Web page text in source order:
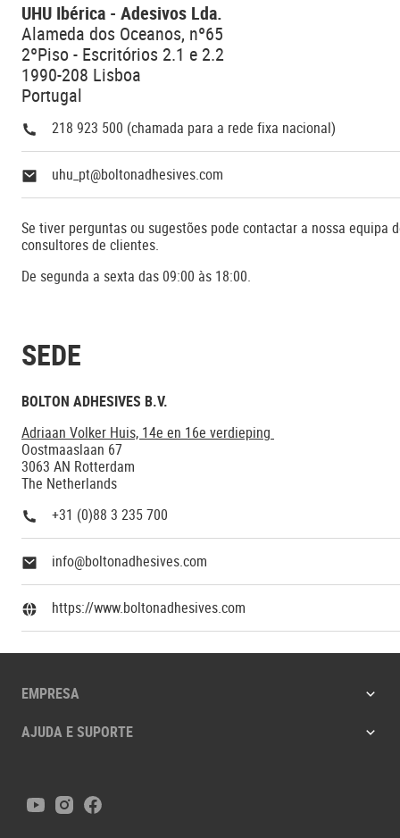
UHU Ibérica - Adesivos Lda.
Alameda dos Oceanos, nº65
2ºPiso - Escritórios 2.1 e 2.2
1990-208 Lisboa
Portugal
218 923 500 (chamada para a rede fixa nacional)
uhu_pt@boltonadhesives.com
Se tiver perguntas ou sugestões pode contactar a nossa equipa
consultores de clientes.
De segunda a sexta das 09:00 às 18:00.
SEDE
BOLTON ADHESIVES B.V.
Adriaan Volker Huis, 14e en 16e verdieping
Oostmaaslaan 67
3063 AN Rotterdam
The Netherlands
+31 (0)88 3 235 700
info@boltonadhesives.com
https://www.boltonadhesives.com
EMPRESA
AJUDA E SUPORTE
YoutubeInstagram
Facebook